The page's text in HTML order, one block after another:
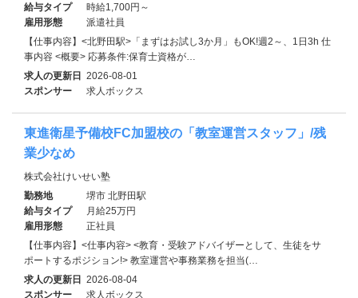
給与タイプ
時給1,700円～
雇用形態
派遣社員
【仕事内容】<北野田駅>「まずはお試し3か月」もOK!週2～、1日3h 仕
事内容 <概要> 応募条件:保育士資格が…
求人の更新日 2026-08-01
スポンサー
求人ボックス
東進衛星予備校FC加盟校の「教室運営スタッフ」/残
業少なめ
株式会社けいせい塾
勤務地
堺市 北野田駅
給与タイプ
月給25万円
雇用形態
正社員
【仕事内容】<仕事内容> <教育・受験アドバイザーとして、生徒をサ
ポートするポジション!> 教室運営や事務業務を担当(…
求人の更新日 2026-08-04
スポンサー
求人ボックス